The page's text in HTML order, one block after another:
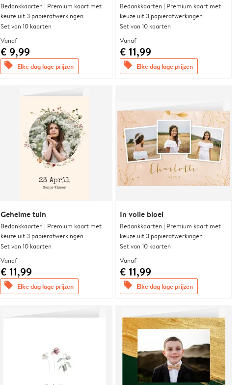
Bedankkaarten | Premium kaart met
keuze uit 3 papierafwerkingen
Set van 10 kaarten
Vanaf
€ 9,99
offers Elke dag lage prijzen
Bedankkaarten | Premium kaart met
keuze uit 3 papierafwerkingen
Set van 10 kaarten
Vanaf
€ 11,99
offers Elke dag lage prijzen
Geheime tuin
Bedankkaarten | Premium kaart met
keuze uit 3 papierafwerkingen
Set van 10 kaarten
Vanaf
€ 11,99
offers Elke dag lage prijzen
In volle bloei
Bedankkaarten | Premium kaart met
keuze uit 3 papierafwerkingen
Set van 10 kaarten
Vanaf
€ 11,99
offers Elke dag lage prijzen